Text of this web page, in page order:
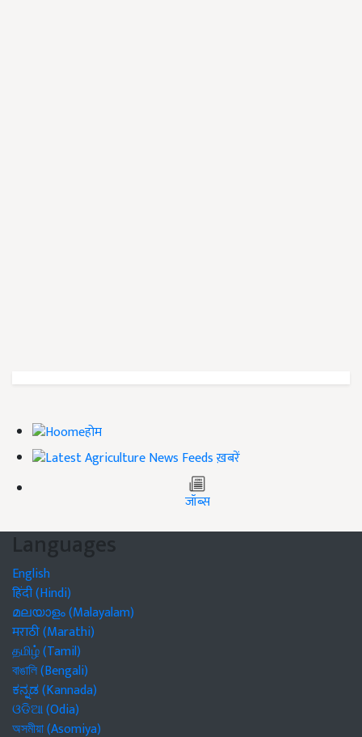
होम
ख़बरें
जॉब्स
Languages
English
हिंदी (Hindi)
മലയാളം (Malayalam)
मराठी (Marathi)
தமிழ் (Tamil)
বাঙালি (Bengali)
ಕನ್ನಡ (Kannada)
ଓଡିଆ (Odia)
অসমীয়া (Asomiya)